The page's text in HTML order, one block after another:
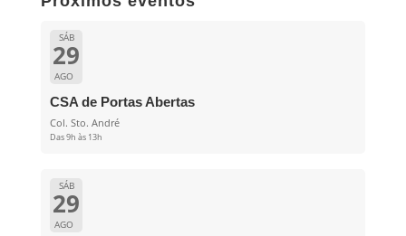
SÁB
29
AGO
CSA de Portas Abertas
Col. Sto. André
Das 9h às 13h
SÁB
29
AGO